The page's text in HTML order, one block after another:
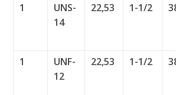
1
UNS-
14
22,53 1-1/2
1
UNF-
12
22,53 1-1/2